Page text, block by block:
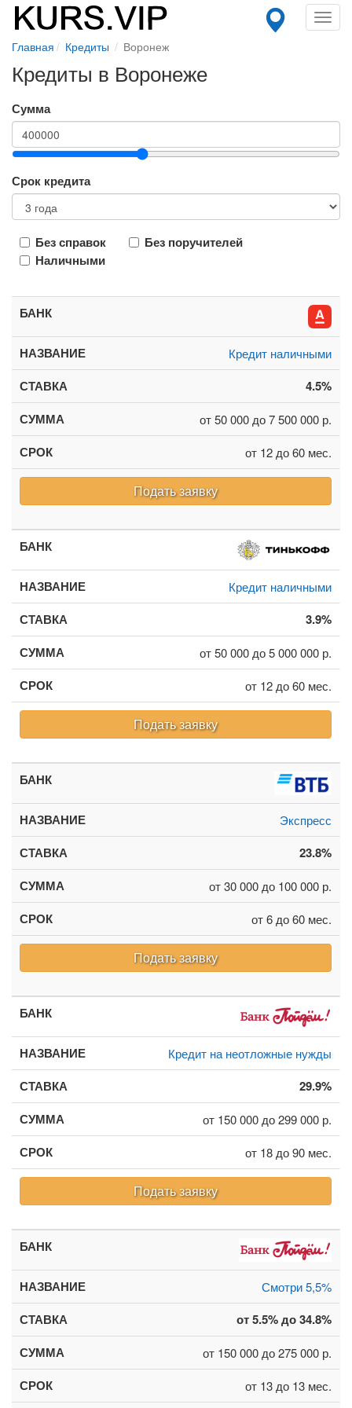
Главная Кредиты Воронеж
Кредиты в Воронеже
Сумма
Срок кредита
Без справок
Без поручителей
Наличными
Кредит наличными
4.5%
от 50 000 до 7 500 000 р.
от 12 до 60 мес.
Подать заявку
Кредит наличными
3.9%
от 50 000 до 5 000 000 р.
от 12 до 60 мес.
Подать заявку
Экспресс
23.8%
от 30 000 до 100 000 р.
от 6 до 60 мес.
Подать заявку
Кредит на неотложные нужды
29.9%
от 150 000 до 299 000 р.
от 18 до 90 мес.
Подать заявку
Смотри 5,5%
от 5.5% до 34.8%
от 150 000 до 275 000 р.
от 13 до 13 мес.